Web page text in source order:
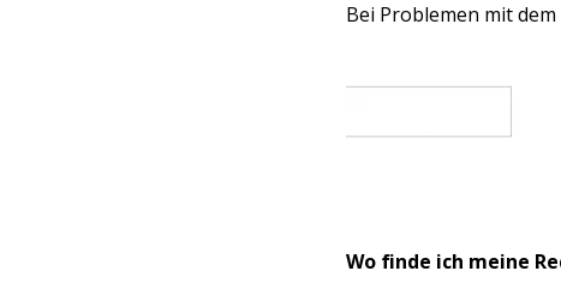
Bei Problemen mit
Wo finde ich meine